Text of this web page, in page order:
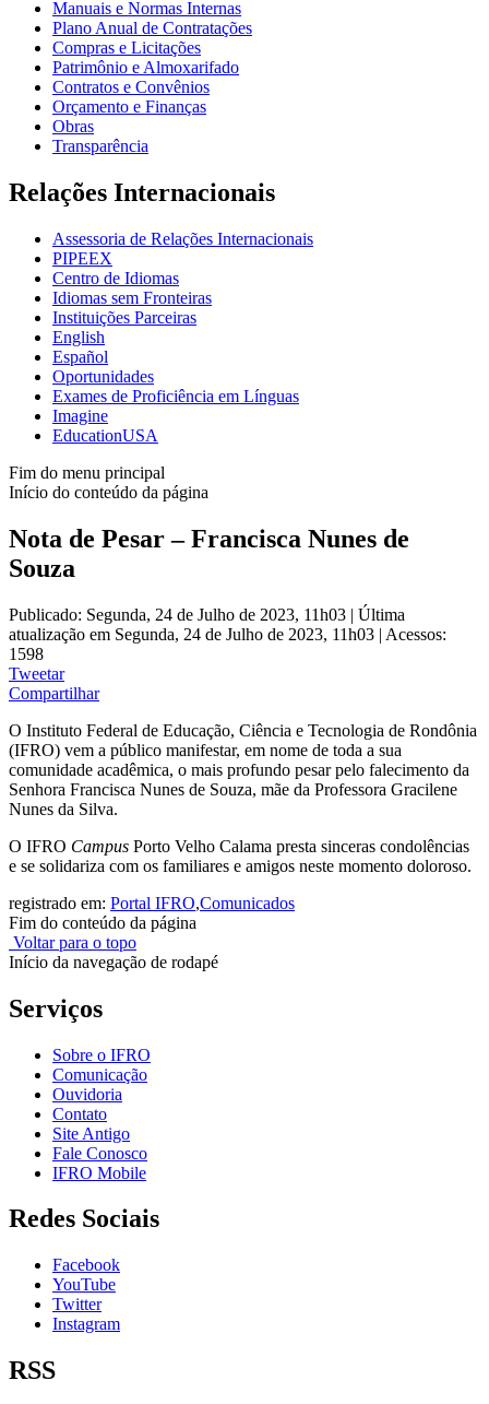
Manuais e Normas Internas
Plano Anual de Contratações
Compras e Licitações
Patrimônio e Almoxarifado
Contratos e Convênios
Orçamento e Finanças
Obras
Transparência
Relações Internacionais
Assessoria de Relações Internacionais
PIPEEX
Centro de Idiomas
Idiomas sem Fronteiras
Instituições Parceiras
English
Español
Oportunidades
Exames de Proficiência em Línguas
Imagine
EducationUSA
Fim do menu principal
Início do conteúdo da página
Nota de Pesar – Francisca Nunes de
Souza
Publicado: Segunda, 24 de Julho de 2023, 11h03 | Última
atualização em Segunda, 24 de Julho de 2023, 11h03 | Acessos:
1598
Tweetar
Compartilhar
O Instituto Federal de Educação, Ciência e Tecnologia de Rondônia
(IFRO) vem a público manifestar, em nome de toda a sua
comunidade acadêmica, o mais profundo pesar pelo falecimento da
Senhora Francisca Nunes de Souza, mãe da Professora Gracilene
Nunes da Silva.
O IFRO Campus Porto Velho Calama presta sinceras condolências
e se solidariza com os familiares e amigos neste momento doloroso.
registrado em: Portal IFRO,Comunicados
Fim do conteúdo da página
Voltar para o topo
Início da navegação de rodapé
Serviços
Sobre o IFRO
Comunicação
Ouvidoria
Contato
Site Antigo
Fale Conosco
IFRO Mobile
Redes Sociais
Facebook
YouTube
Twitter
Instagram
RSS